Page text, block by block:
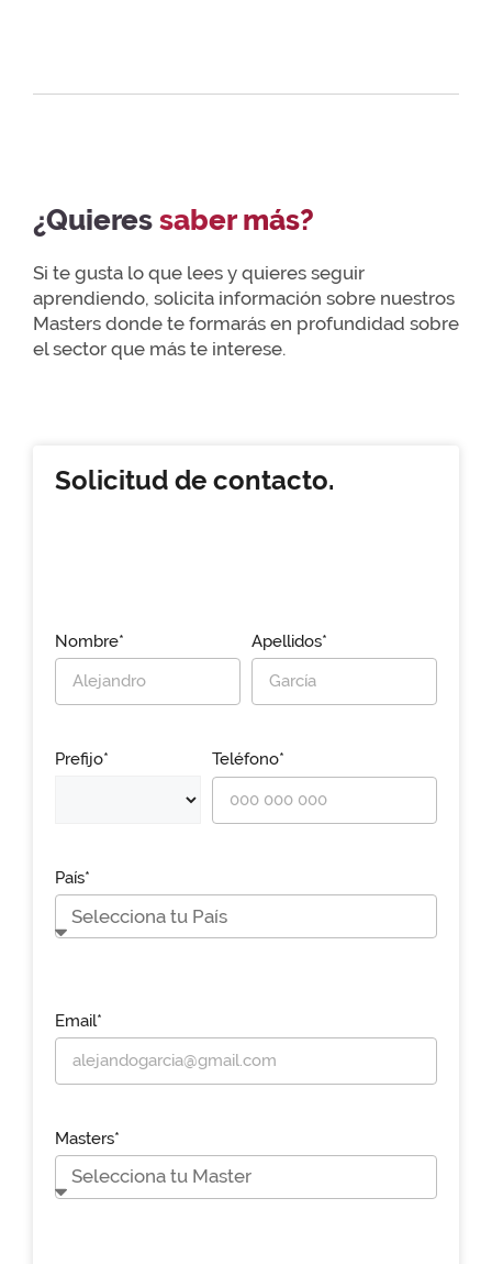
¿Quieressaber más?
Si te gusta lo que lees y quieres seguir
aprendiendo, solicita información sobre nuestros
Masters donde te formarás en profundidad sobre
el sector que más te interese.
Solicitud de contacto.
Nombre* Apellidos*
Prefijo* Teléfono*
País*
Email*
Masters*